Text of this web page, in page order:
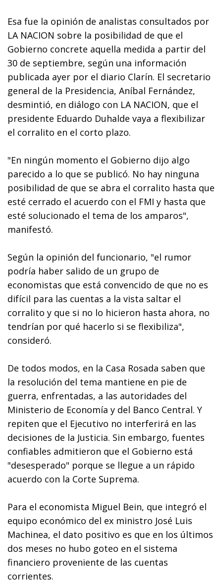
Esa fue la opinión de analistas consultados por
LA NACION sobre la posibilidad de que el
Gobierno concrete aquella medida a partir del
30 de septiembre, según una información
publicada ayer por el diario Clarín. El secretario
general de la Presidencia, Aníbal Fernández,
desmintió, en diálogo con LA NACION, que el
presidente Eduardo Duhalde vaya a flexibilizar
el corralito en el corto plazo.
"En ningún momento el Gobierno dijo algo
parecido a lo que se publicó. No hay ninguna
posibilidad de que se abra el corralito hasta que
esté cerrado el acuerdo con el FMI y hasta que
esté solucionado el tema de los amparos",
manifestó.
Según la opinión del funcionario, "el rumor
podría haber salido de un grupo de
economistas que está convencido de que no es
difícil para las cuentas a la vista saltar el
corralito y que si no lo hicieron hasta ahora, no
tendrían por qué hacerlo si se flexibiliza",
consideró.
De todos modos, en la Casa Rosada saben que
la resolución del tema mantiene en pie de
guerra, enfrentadas, a las autoridades del
Ministerio de Economía y del Banco Central. Y
repiten que el Ejecutivo no interferirá en las
decisiones de la Justicia. Sin embargo, fuentes
confiables admitieron que el Gobierno está
"desesperado" porque se llegue a un rápido
acuerdo con la Corte Suprema.
Para el economista Miguel Bein, que integró el
equipo económico del ex ministro José Luis
Machinea, el dato positivo es que en los últimos
dos meses no hubo goteo en el sistema
financiero proveniente de las cuentas
corrientes.